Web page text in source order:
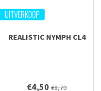
UITVERKOOP
REALISTIC NYMPH CL4
€4,50 €8,70